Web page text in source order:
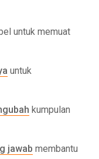
untuk memuat
untuk
kumpulan
jawab membantu